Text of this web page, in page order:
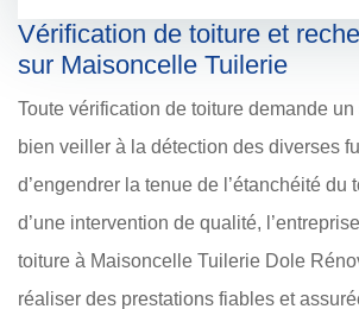
Vérification de toiture et
sur Maisoncelle Tuilerie
Toute vérification de toiture demande
bien veiller à la détection des diverses
d’engendrer la tenue de l’étanchéité du
d’une intervention de qualité,
toiture à Maisoncelle Tuilerie Dole
réaliser des prestations fiables et